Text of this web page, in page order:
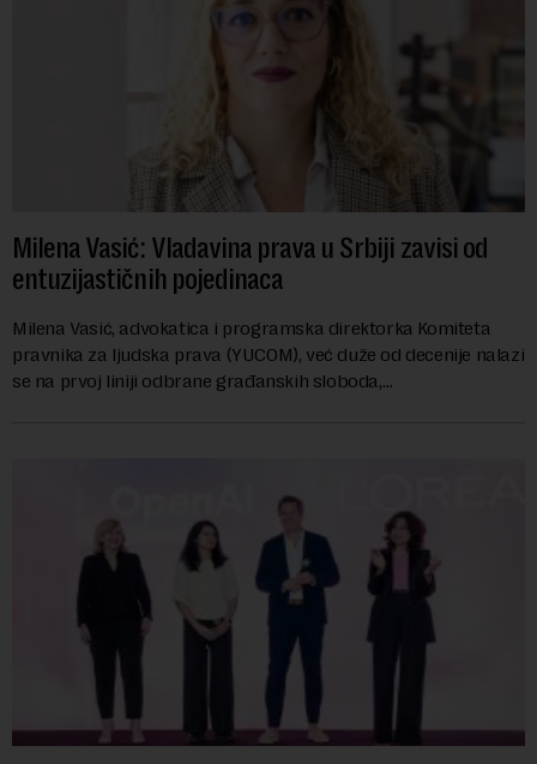
Milena Vasić: Vladavina prava u Srbiji zavisi od
entuzijastičnih pojedinaca
Milena Vasić, advokatica i programska direktorka Komiteta
pravnika za ljudska prava (YUCOM), već duže od decenije nalazi
se na prvoj liniji odbrane građanskih sloboda,